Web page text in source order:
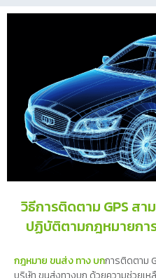
วิธีการติดตาม GPS ส
ปฏิบัติตามกฎหมายกา
กฎหมาย ขนส่ง ทาง บกการติดตาม